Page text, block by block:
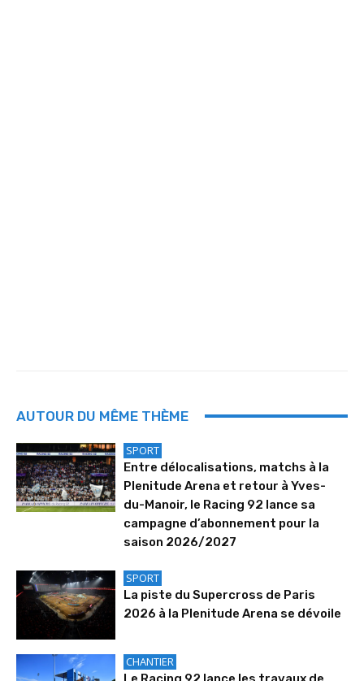
AUTOUR DU MÊME THÈME
SPORT
Entre délocalisations, matchs à la
Plenitude Arena et retour à Yves-
du-Manoir, le Racing 92 lance sa
campagne d’abonnement pour la
saison 2026/2027
SPORT
La piste du Supercross de Paris
2026 à la Plenitude Arena se dévoile
CHANTIER